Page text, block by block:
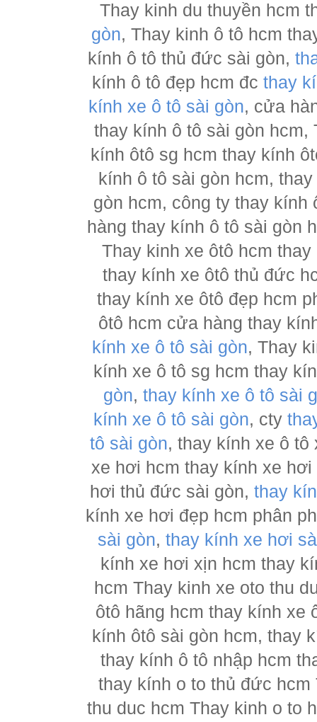
Thay kinh du thuyền hcm
gòn, Thay kinh ô tô hcm
kính ô tô thủ đức sài gòn,
kính ô tô đẹp hcm đc thay
kính xe ô tô sài gòn, cửa
thay kính ô tô sài gòn hcm,
kính ôtô sg hcm thay kính
kính ô tô sài gòn hcm,
gòn hcm, công ty thay
hàng thay kính ô tô sài gòn
Thay kinh xe ôtô hcm
thay kính xe ôtô thủ đức
thay kính xe ôtô đẹp hcm
ôtô hcm cửa hàng thay
kính xe ô tô sài gòn, Thay
kính xe ô tô sg hcm thay
gòn, thay kính xe ô tô sài
kính xe ô tô sài gòn, cty
tô sài gòn, thay kính xe ô
xe hơi hcm thay kính xe
hơi thủ đức sài gòn, thay
kính xe hơi đẹp hcm phân
sài gòn, thay kính xe hơi
kính xe hơi xịn hcm thay
hcm Thay kinh xe oto thu
ôtô hãng hcm thay kính xe
kính ôtô sài gòn hcm, thay
thay kính ô tô nhập hcm
thay kính o to thủ đức
thu duc hcm Thay kinh o to